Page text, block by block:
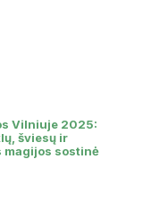
Vilniuje 2025:
šviesų ir
magijos sostinė